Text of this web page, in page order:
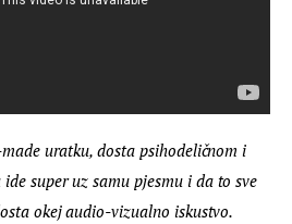
uratku, dosta psihodeličnom i
super uz samu pjesmu i da to sve
okej audio-vizualno iskustvo.